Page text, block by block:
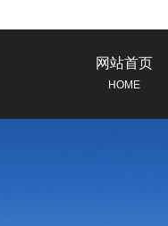
网站首页
HOME